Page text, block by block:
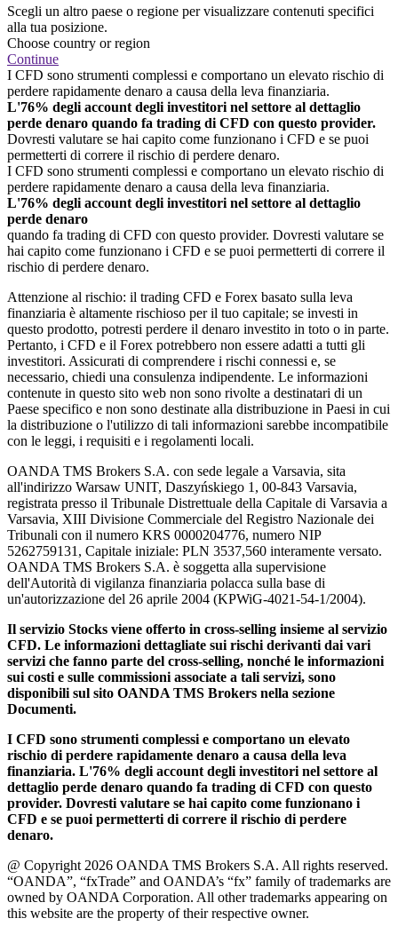
Scegli un altro paese o regione per visualizzare contenuti specifici
alla tua posizione.
Choose country or region
Continue
I CFD sono strumenti complessi e comportano un elevato rischio di
perdere rapidamente denaro a causa della leva finanziaria.
L'76% degli account degli investitori nel settore al dettaglio
perde denaro quando fa trading di CFD con questo provider.
Dovresti valutare se hai capito come funzionano i CFD e se puoi
permetterti di correre il rischio di perdere denaro.
I CFD sono strumenti complessi e comportano un elevato rischio di
perdere rapidamente denaro a causa della leva finanziaria.
L'76% degli account degli investitori nel settore al dettaglio
perde denaro
quando fa trading di CFD con questo provider. Dovresti valutare se
hai capito come funzionano i CFD e se puoi permetterti di correre il
rischio di perdere denaro.
Attenzione al rischio: il trading CFD e Forex basato sulla leva
finanziaria è altamente rischioso per il tuo capitale; se investi in
questo prodotto, potresti perdere il denaro investito in toto o in parte.
Pertanto, i CFD e il Forex potrebbero non essere adatti a tutti gli
investitori. Assicurati di comprendere i rischi connessi e, se
necessario, chiedi una consulenza indipendente. Le informazioni
contenute in questo sito web non sono rivolte a destinatari di un
Paese specifico e non sono destinate alla distribuzione in Paesi in cui
la distribuzione o l'utilizzo di tali informazioni sarebbe incompatibile
con le leggi, i requisiti e i regolamenti locali.
OANDA TMS Brokers S.A. con sede legale a Varsavia, sita
all'indirizzo Warsaw UNIT, Daszyńskiego 1, 00-843 Varsavia,
registrata presso il Tribunale Distrettuale della Capitale di Varsavia a
Varsavia, XIII Divisione Commerciale del Registro Nazionale dei
Tribunali con il numero KRS 0000204776, numero NIP
5262759131, Capitale iniziale: PLN 3537,560 interamente versato.
OANDA TMS Brokers S.A. è soggetta alla supervisione
dell'Autorità di vigilanza finanziaria polacca sulla base di
un'autorizzazione del 26 aprile 2004 (KPWiG-4021-54-1/2004).
Il servizio Stocks viene offerto in cross-selling insieme al servizio
CFD. Le informazioni dettagliate sui rischi derivanti dai vari
servizi che fanno parte del cross-selling, nonché le informazioni
sui costi e sulle commissioni associate a tali servizi, sono
disponibili sul sito OANDA TMS Brokers nella sezione
Documenti.
I CFD sono strumenti complessi e comportano un elevato
rischio di perdere rapidamente denaro a causa della leva
finanziaria. L'76% degli account degli investitori nel settore al
dettaglio perde denaro quando fa trading di CFD con questo
provider. Dovresti valutare se hai capito come funzionano i
CFD e se puoi permetterti di correre il rischio di perdere
denaro.
@ Copyright 2026 OANDA TMS Brokers S.A. All rights reserved.
“OANDA”, “fxTrade” and OANDA’s “fx” family of trademarks are
owned by OANDA Corporation. All other trademarks appearing on
this website are the property of their respective owner.